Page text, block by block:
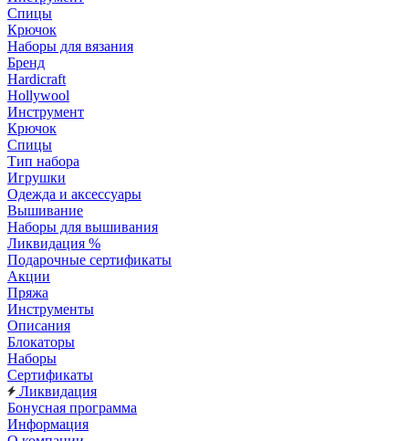
Спицы
Крючок
Наборы для вязания
Бренд
Hardicraft
Hollywool
Инструмент
Крючок
Спицы
Тип набора
Игрушки
Одежда и аксессуары
Вышивание
Наборы для вышивания
Ликвидация %
Подарочные сертификаты
Акции
Пряжа
Инструменты
Описания
Блокаторы
Наборы
Сертификаты
Ликвидация
Бонусная программа
Информация